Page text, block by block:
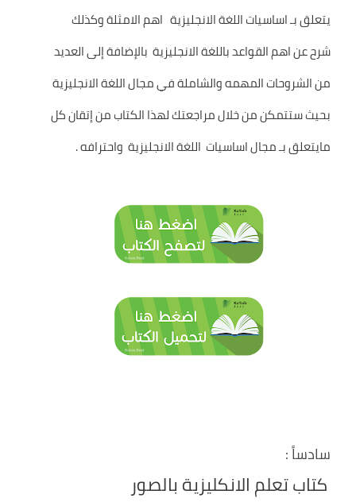
يتعلق بـ اساسيات اللغة الانجليزية اهم الامثلة وكذلك
شرح عن اهم القواعد باللغة الانجليزية بالإضافة إلى العديد
من الشروحات المهمه والشاملة في مجال اللغة الانجليزية
بحيث ستتمكن من خلال مراجعتك لهذا الكتاب من إتقان كل
مايتعلق بـ مجال اساسيات اللغة الانجليزية واحترافه .
سادساً :
كتاب تعلم الانكليزية بالصور